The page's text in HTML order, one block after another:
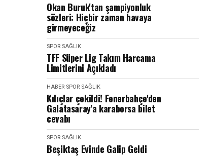
Okan Buruk'tan şampiyonluk
sözleri: Hiçbir zaman havaya
girmeyeceğiz
SPOR SAĞLIK
TFF Süper Lig Takım Harcama
Limitlerini Açıkladı
HABER SPOR SAĞLIK
Kılıçlar çekildi! Fenerbahçe'den
Galatasaray'a karaborsa bilet
cevabı
SPOR SAĞLIK
Beşiktaş Evinde Galip Geldi